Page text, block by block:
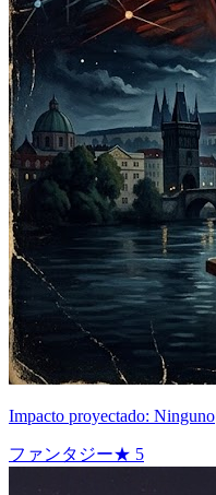
Impacto proyectado: Ninguno
ファンタジー★ 5